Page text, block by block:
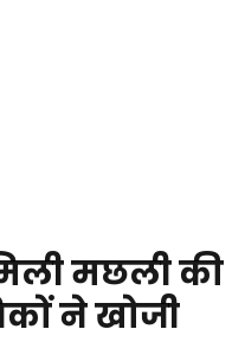
मछली की
ने खोजी